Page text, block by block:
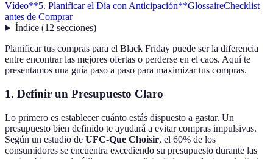
Vídeo**5. Planificar el Día con Anticipación**GlossaireChecklist
antes de Comprar
Índice(12 secciones)
Planificar tus compras para el Black Friday puede ser la diferencia
entre encontrar las mejores ofertas o perderse en el caos. Aquí te
presentamos una guía paso a paso para maximizar tus compras.
1. Definir un Presupuesto Claro
Lo primero es establecer cuánto estás dispuesto a gastar. Un
presupuesto bien definido te ayudará a evitar compras impulsivas.
Según un estudio de UFC-Que Choisir, el 60% de los
consumidores se encuentra excediendo su presupuesto durante las